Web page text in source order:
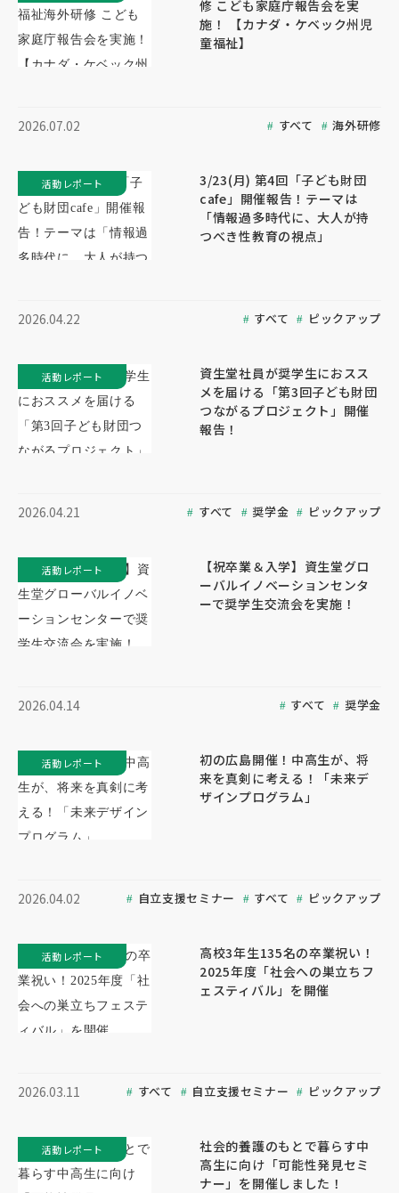
修 こども家庭庁報告会を実
施！ 【カナダ・ケベック州児
童福祉】
2026.07.02 すべて 海外研修
3/23(月) 第4回「子ども財団
cafe」開催報告！テーマは
「情報過多時代に、大人が持
つべき性教育の視点」
2026.04.22 すべて ピックアップ
活動レポート
資生堂社員が奨学生におスス
メを届ける「第3回子ども財団
つながるプロジェクト」開催
報告！
2026.04.21 すべて 奨学金 ピックアップ
活動レポート
【祝卒業＆入学】資生堂グロ
ーバルイノベーションセンタ
ーで奨学生交流会を実施！
2026.04.14 すべて 奨学金
活動レポート
初の広島開催！中高生が、将
来を真剣に考える！「未来デ
ザインプログラム」
2026.04.02 自立支援セミナー すべて ピックアップ
活動レポート
高校3年生135名の卒業祝い！
2025年度「社会への巣立ちフ
ェスティバル」を開催
2026.03.11 すべて 自立支援セミナー ピックアップ
活動レポート
社会的養護のもとで暮らす中
高生に向け「可能性発見セミ
ナー」を開催しました！
活動レポート